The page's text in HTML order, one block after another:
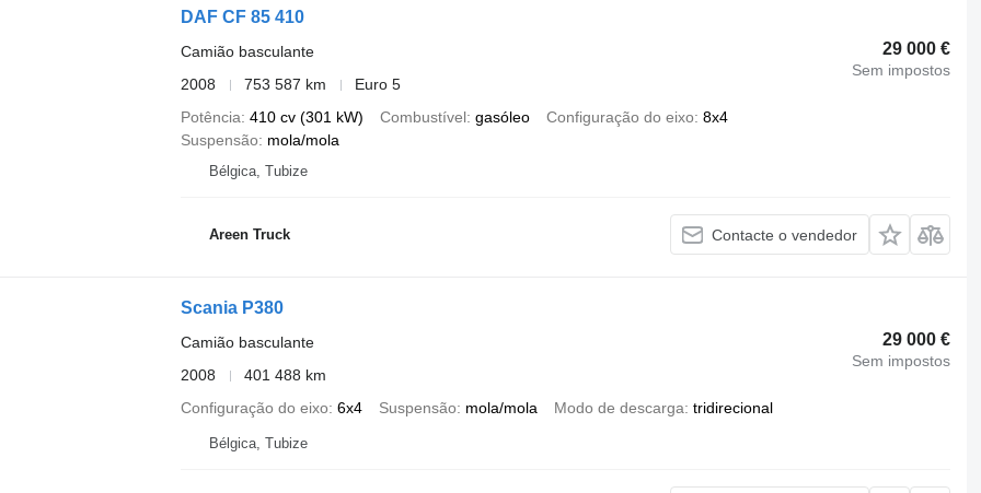
DAF CF 85 410
29 000 €
Sem impostos
Camião basculante
2008
753 587 km
Euro 5
Potência 410 cv (301 kW) Combustível gasóleo Configuração do eixo 8x4
Suspensão
mola/mola
Bélgica, Tubize
Areen Truck Contacte o vendedor
Scania P380
29 000 €
Sem impostos
Camião basculante
2008
401 488 km
Configuração do eixo 6x4 Suspensão mola/mola Modo de descarga tridirecional
Bélgica, Tubize